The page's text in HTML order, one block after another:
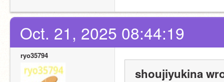
Oct. 21, 2025 08:44:19
ryo35794
shoujiyukina